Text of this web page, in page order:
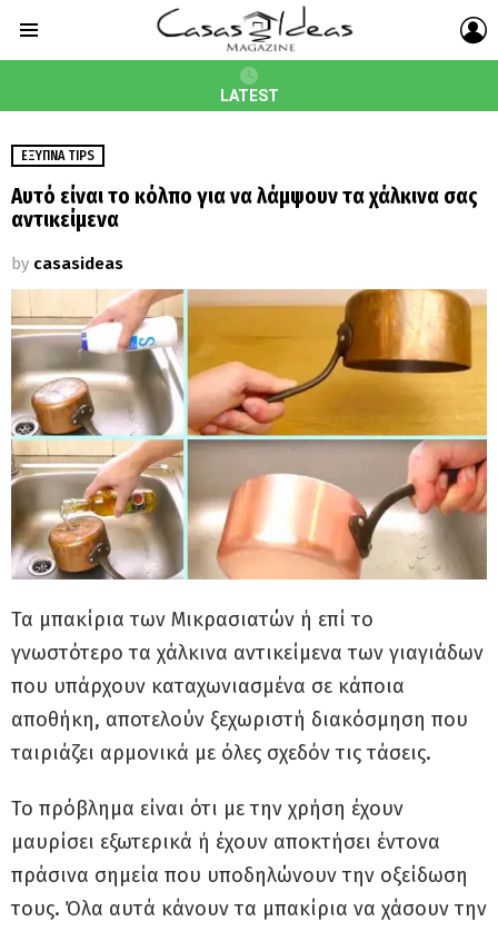
LATEST
ΈΞΥΠΝΑ TIPS
Αυτό είναι το κόλπο για να λάμψουν τα χάλκινα σας
αντικείμενα
by casasideas
Τα μπακίρια των Μικρασιατών ή επί το
γνωστότερο τα χάλκινα αντικείμενα των γιαγιάδων
που υπάρχουν καταχωνιασμένα σε κάποια
αποθήκη, αποτελούν ξεχωριστή διακόσμηση που
ταιριάζει αρμονικά με όλες σχεδόν τις τάσεις.
Το πρόβλημα είναι ότι με την χρήση έχουν
μαυρίσει εξωτερικά ή έχουν αποκτήσει έντονα
πράσινα σημεία που υποδηλώνουν την οξείδωση
τους. Όλα αυτά κάνουν τα μπακίρια να χάσουν την